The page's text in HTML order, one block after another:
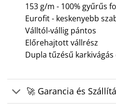
153 g/m - 100% gyűrűs
Eurofit - keskenyebb
Válltól-vállig pántos
Előrehajtott vállrész
Dupla tűzésű
🚀 Garancia és